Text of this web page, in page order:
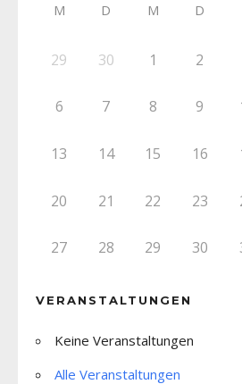
M D M D
29 30 1 2
6 7 8 9
13 14 15 16
20 21 22 23
27 28 29 30
VERANSTALTUNGEN
Keine Veranstaltungen
Alle Veranstaltungen